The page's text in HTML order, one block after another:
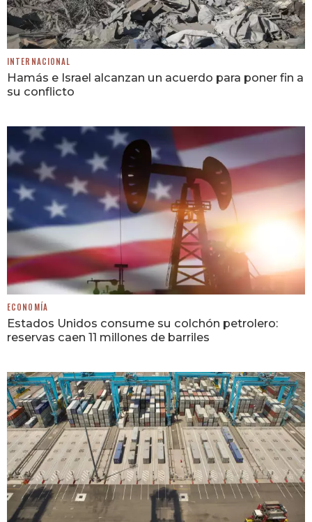
INTERNACIONAL
Hamás e Israel alcanzan un acuerdo para poner fin a
su conflicto
ECONOMÍA
Estados Unidos consume su colchón petrolero:
reservas caen 11 millones de barriles